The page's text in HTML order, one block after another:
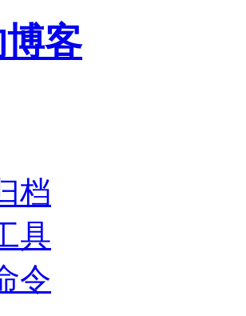
客
档
具
令